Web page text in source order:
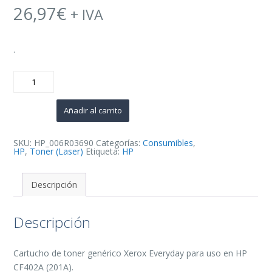
26,97€ + IVA
.
Everyday
Generico
-
Reemplaza
cantidad
Añadir al carrito
SKU: HP_006R03690 Categorías:Consumibles,
HP, Toner (Laser) Etiqueta: HP
Descripción
Descripción
Cartucho de toner genérico Xerox Everyday para uso en HP
CF402A (201A).